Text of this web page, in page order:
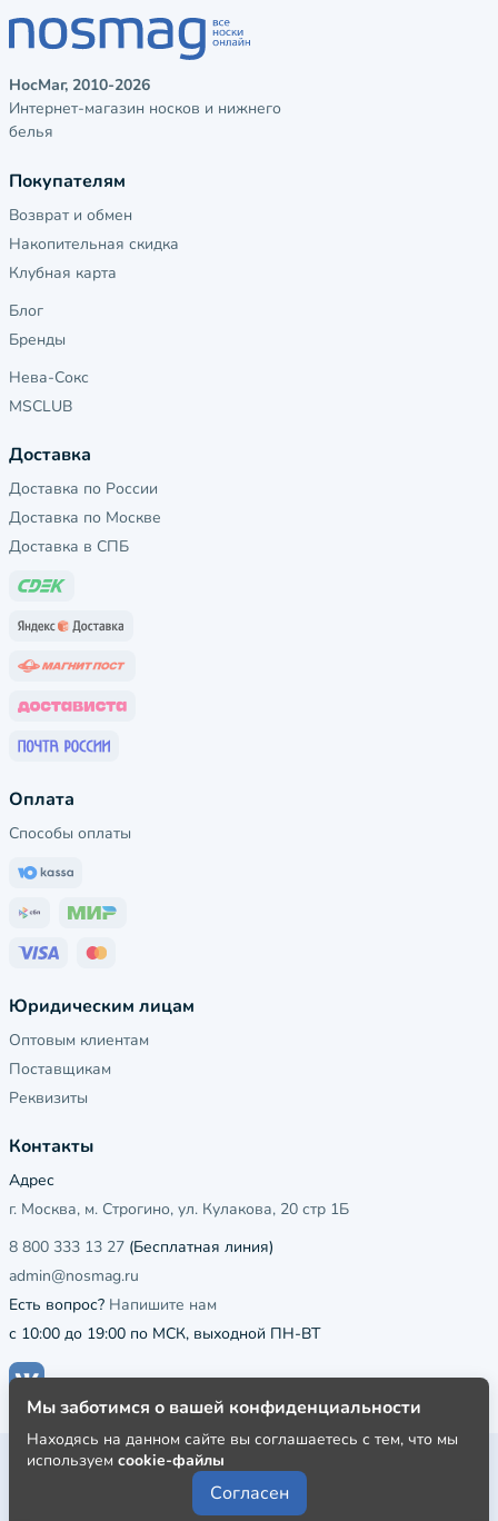
НосМаг, 2010-2026
Интернет-магазин носков и нижнего
белья
Покупателям
Возврат и обмен
Накопительная скидка
Клубная карта
Блог
Бренды
Нева-Сокс
MSCLUB
Доставка
Доставка по России
Доставка по Москве
Доставка в СПБ
Оплата
Способы оплаты
Юридическим лицам
Оптовым клиентам
Поставщикам
Реквизиты
Контакты
Адрес
г. Москва, м. Строгино, ул. Кулакова, 20 стр 1Б
8 800 333 13 27 (Бесплатная линия)
admin@nosmag.ru
Есть вопрос? Напишите нам
с 10:00 до 19:00 по МСК, выходной ПН-ВТ
Публичная оферта
Пользовательское соглашение
Мы заботимся о вашей конфиденциальности
Находясь на данном сайте вы соглашаетесь с тем, что мы
используем cookie-файлы
Согласен